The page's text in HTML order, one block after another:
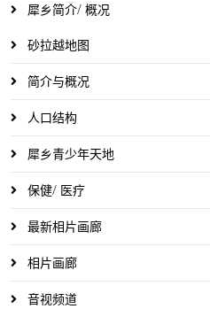
犀乡简介/ 概况
砂拉越地图
简介与概况
人口结构
犀乡青少年天地
保健/ 医疗
最新相片画廊
相片画廊
音视频道